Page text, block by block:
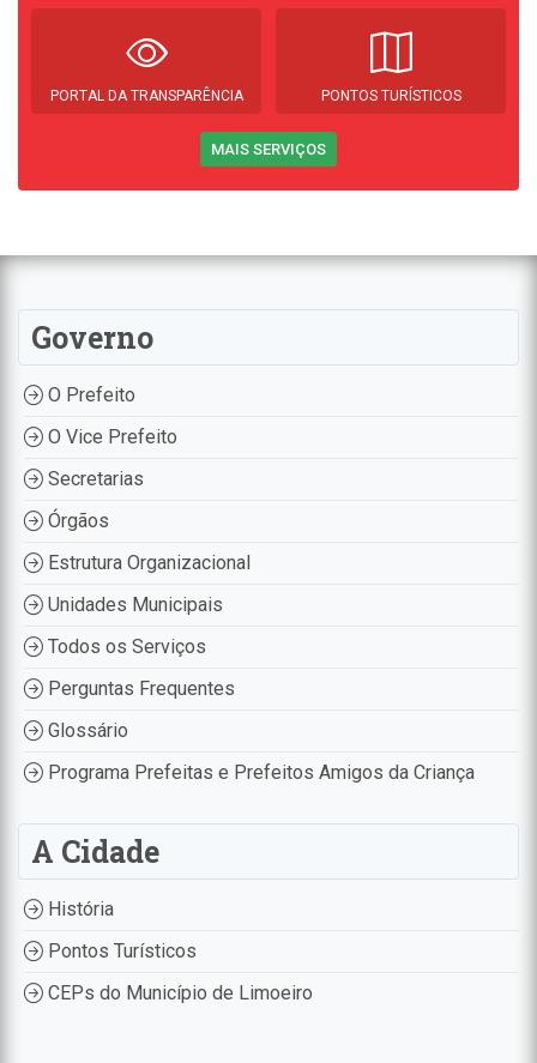
PORTAL DA TRANSPARÊNCIA PONTOS TURÍSTICOS
MAIS SERVIÇOS
Governo
O Prefeito
O Vice Prefeito
Secretarias
Órgãos
Estrutura Organizacional
Unidades Municipais
Todos os Serviços
Perguntas Frequentes
Glossário
Programa Prefeitas e Prefeitos Amigos da Criança
A Cidade
História
Pontos Turísticos
CEPs do Município de Limoeiro